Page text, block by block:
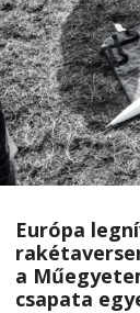
Európa
a
csapata